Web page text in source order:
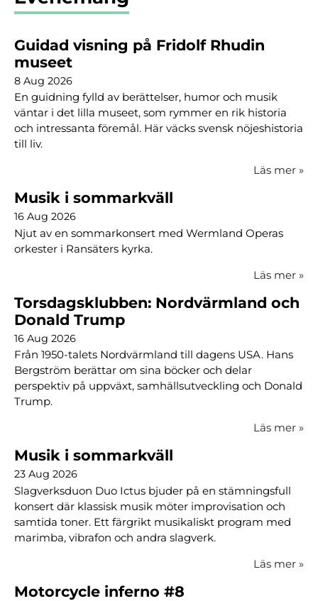
Guidad visning på Fridolf Rhudin
museet
8 Aug 2026
En guidning fylld av berättelser, humor och musik
väntar i det lilla museet, som rymmer en rik historia
och intressanta föremål. Här väcks svensk nöjeshistoria
till liv.
Läs mer »
Musik i sommarkväll
16 Aug 2026
Njut av en sommarkonsert med Wermland Operas
orkester i Ransäters kyrka.
Läs mer »
Torsdagsklubben: Nordvärmland och
Donald Trump
16 Aug 2026
Från 1950-talets Nordvärmland till dagens USA. Hans
Bergström berättar om sina böcker och delar
perspektiv på uppväxt, samhällsutveckling och Donald
Trump.
Läs mer »
Musik i sommarkväll
23 Aug 2026
Slagverksduon Duo Ictus bjuder på en stämningsfull
konsert där klassisk musik möter improvisation och
samtida toner. Ett färgrikt musikaliskt program med
marimba, vibrafon och andra slagverk.
Läs mer »
Motorcycle inferno #8